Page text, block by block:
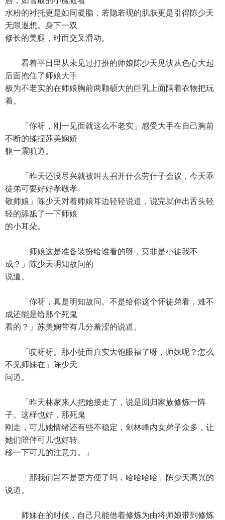
水粉的衬托更是如同凝脂，若隐若现的肌肤更是引得陈少天
无限遐想。身下一双
修长的美腿，时而交叉滑动。
看着平日里从未见过打扮的师娘陈少天见状从色心大起
后面抱住了师娘大手
极为不老实的在师娘胸前两颗硕大的巨乳上面隔着衣物把玩
着。
「你呀，刚一见面就这么不老实」感受大手在自己胸前
不断的揉捏苏美娴娇
躯一震嗔道。
「昨天还没尽兴就被叫去召开什么劳什子会议，今天乖
徒弟可要好好孝敬孝
敬师娘」陈少天对着师娘耳边轻轻说道，说完就伸出舌头轻
轻的舔舐了一下师娘
的小耳朵。
「师娘这是准备装扮给谁看的呀，莫非是小徒我不
成？」陈少天明知故问的
说道。
「你呀，真是明知故问。不是给你这个怀徒弟看，难不
成还能是给那个死鬼
看的？」苏美娴带有几分羞涩的说道。
「哎呀呀。那小徒而真实大饱眼福了呀，师妹呢？怎么
不见师妹在」陈少天
问道。
「昨天林家来人把她接走了，说是回归家族修炼一阵
子。这样也好，那死鬼
刚走，可儿她情绪还有些不稳定，剑林峰内女弟子众多，让
她们陪伴可儿也好转
移一下可儿的注意力。」
「那我们岂不是更方便了吗，哈哈哈哈」陈少天高兴的
说道。
师妹在的时候，自己只能借着修炼为由将师娘带到修炼